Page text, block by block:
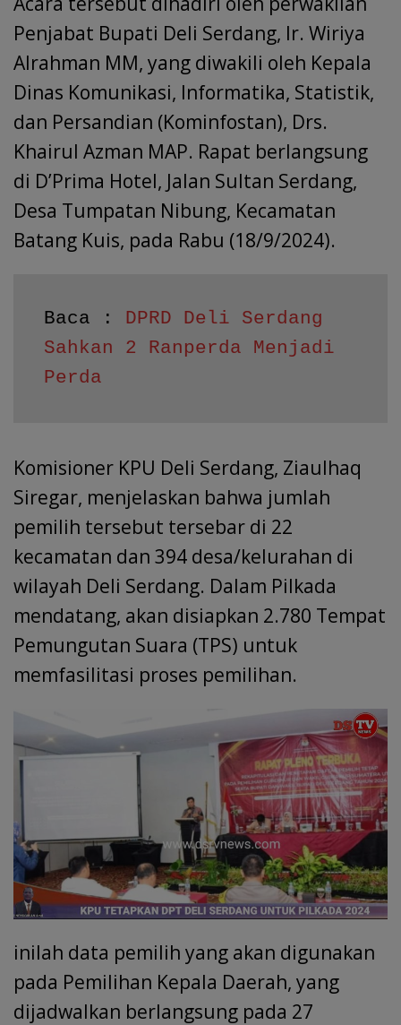
Penjabat Bupati Deli Serdang, Ir. Wiriya
Alrahman MM, yang diwakili oleh Kepala
Dinas Komunikasi, Informatika, Statistik,
dan Persandian (Kominfostan), Drs.
Khairul Azman MAP. Rapat berlangsung
di D’Prima Hotel, Jalan Sultan Serdang,
Desa Tumpatan Nibung, Kecamatan
Batang Kuis, pada Rabu (18/9/2024).
Baca : DPRD Deli Serdang
Sahkan 2 Ranperda Menjadi
Perda
Komisioner KPU Deli Serdang, Ziaulhaq
Siregar, menjelaskan bahwa jumlah
pemilih tersebut tersebar di 22
kecamatan dan 394 desa/kelurahan di
wilayah Deli Serdang. Dalam Pilkada
mendatang, akan disiapkan 2.780 Tempat
Pemungutan Suara (TPS) untuk
memfasilitasi proses pemilihan.
inilah data pemilih yang akan digunakan
pada Pemilihan Kepala Daerah, yang
dijadwalkan berlangsung pada 27